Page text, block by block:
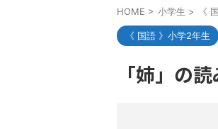
HOME > 小学生 > 《
《 国語 》小学2年生
「姉」の